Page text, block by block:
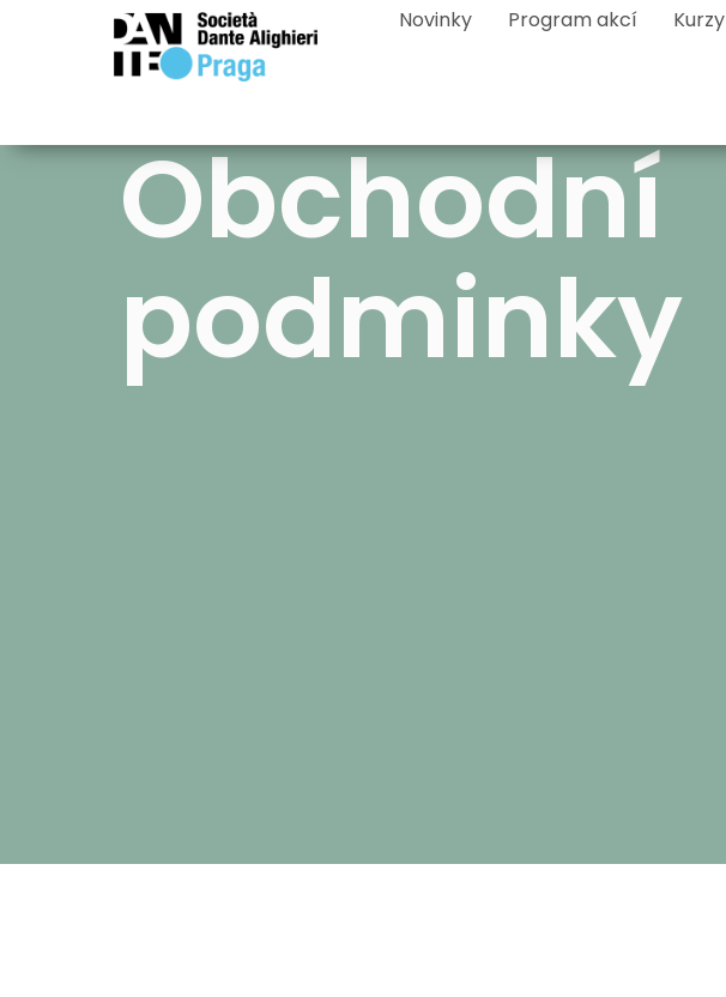
Novinky Program akcí Kurzy
Obchodní
podminky